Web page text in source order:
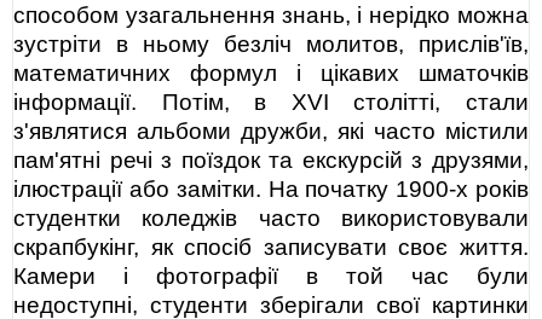
способом узагальнення знань, і нерідко можна
зустріти в ньому безліч молитов, прислів'їв,
математичних формул і цікавих шматочків
інформації. Потім, в XVI столітті, стали
з'являтися альбоми дружби, які часто містили
пам'ятні речі з поїздок та екскурсій з друзями,
ілюстрації або замітки. На початку 1900-х років
студентки коледжів часто використовували
скрапбукінг, як спосіб записувати своє життя.
Камери і фотографії в той час були
недоступні, студенти зберігали свої картинки